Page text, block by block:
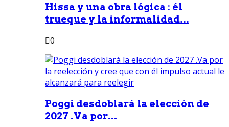
Hissa y una obra lógica : él
trueque y la informalidad...
0
Poggi desdoblará la elección de
2027 .Va por...